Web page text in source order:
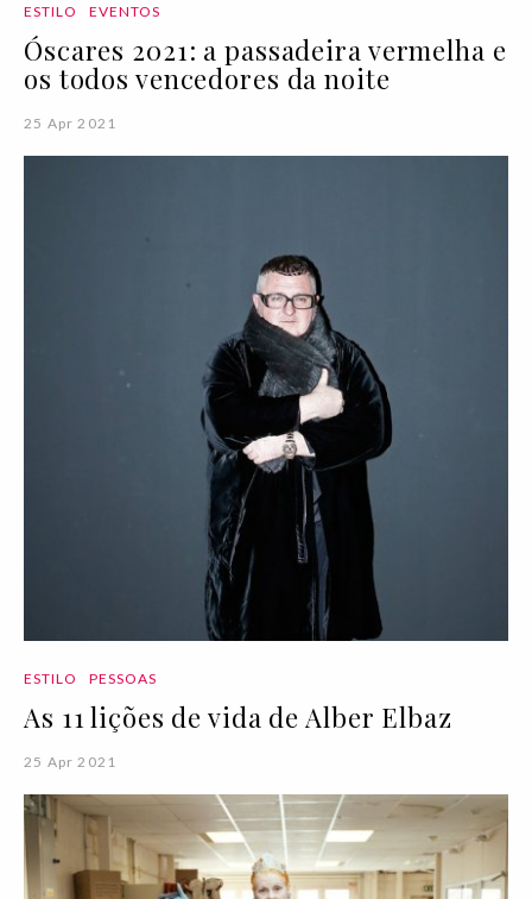
ESTILO EVENTOS
Óscares 2021: a passadeira vermelha e
os todos vencedores da noite
25 Apr 2021
ESTILO PESSOAS
As 11 lições de vida de Alber Elbaz
25 Apr 2021